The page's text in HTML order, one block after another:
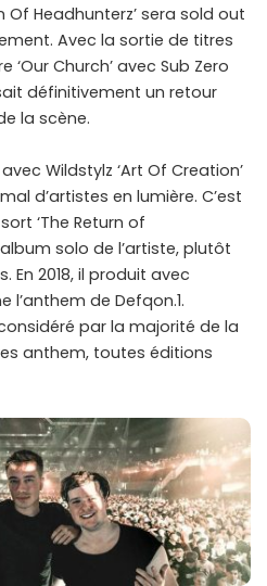
Of Headhunterz’ sera sold out
Avec la sortie de titres
‘Our Church’ avec Sub Zero
définitivement un retour
la scène.
Wildstylz ‘Art Of Creation’
d’artistes en lumière. C’est
‘The Return of
solo de l’artiste, plutôt
En 2018, il produit avec
l’anthem de Defqon.1.
par la majorité de la
anthem, toutes éditions